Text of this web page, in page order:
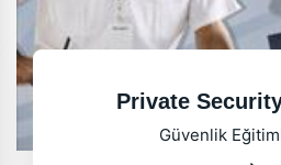
Private
Güvenlik